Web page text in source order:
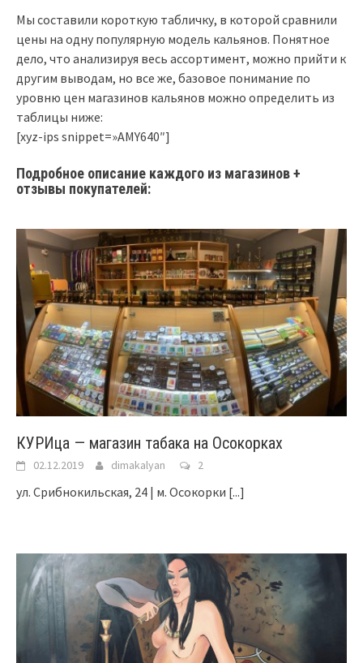
Мы составили короткую табличку, в которой сравнили
цены на одну популярную модель кальянов. Понятное
дело, что анализируя весь ассортимент, можно прийти к
другим выводам, но все же, базовое понимание по
уровню цен магазинов кальянов можно определить из
таблицы ниже:
[xyz-ips snippet=»AMY640″]
Подробное описание каждого из магазинов +
отзывы покупателей:
КУРИца — магазин табака на Осокорках
02.12.2019 dimakalyan 2
ул. Срибнокильская, 24 | м. Осокорки [...]